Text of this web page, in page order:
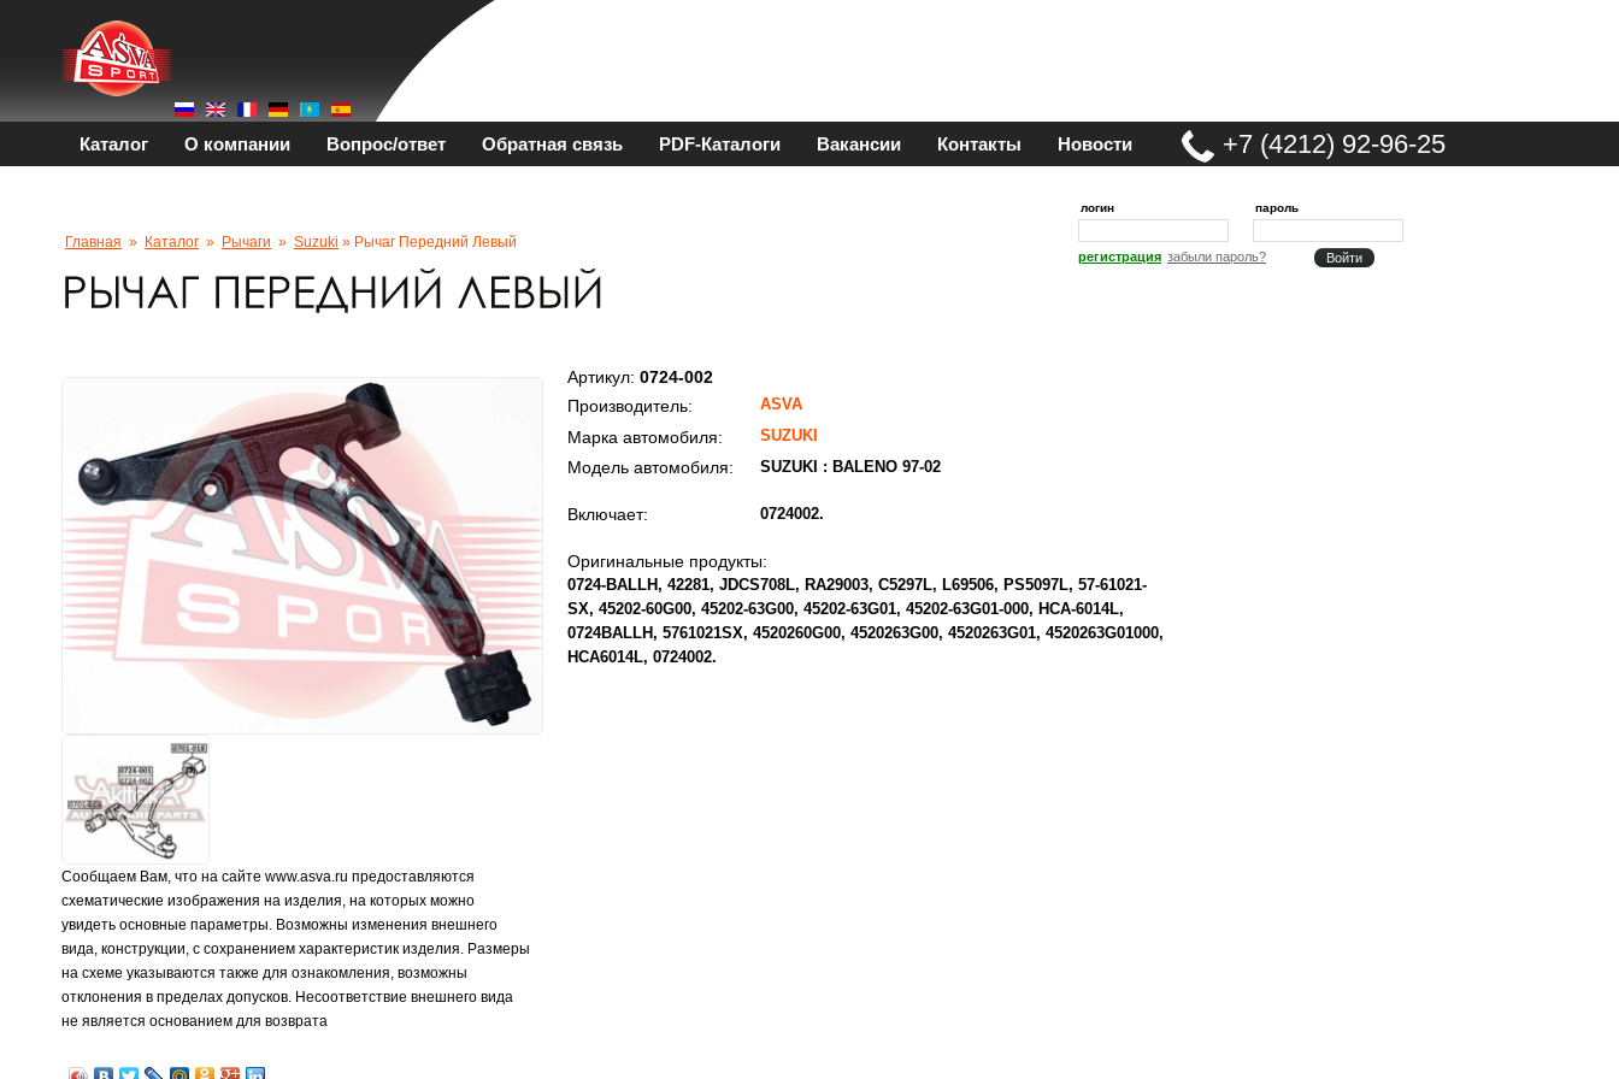
Каталог О компании Вопрос/ответ Обратная связь PDF-Каталоги Вакансии Контакты Новости +7 (4212) 92-96-25
логин пароль
регистрация забыли пароль?
Главная » Каталог » Рычаги » Suzuki » Рычаг Передний Левый
Сообщаем Вам, что на сайте www.asva.ru предоставляются
схематические изображения на изделия, на которых можно
увидеть основные параметры. Возможны изменения внешнего
вида, конструкции, с сохранением характеристик изделия. Размеры
на схеме указываются также для ознакомления, возможны
отклонения в пределах допусков. Несоответствие внешнего вида
не является основанием для возврата
Артикул: 0724-002
Производитель:
ASVA
Марка автомобиля: SUZUKI
Модель автомобиля: SUZUKI : BALENO 97-02
Включает: 0724002
Оригинальные продукты:
0724-BALLH 42281 JDCS708L RA29003 C5297L L69506 PS5097L 57-61021-
SX 45202-60G00 45202-63G00 45202-63G01 45202-63G01-000
HCA-6014L
0724BALLH
5761021SX 4520260G00 4520263G00 4520263G01 4520263G01000
HCA6014L 0724002